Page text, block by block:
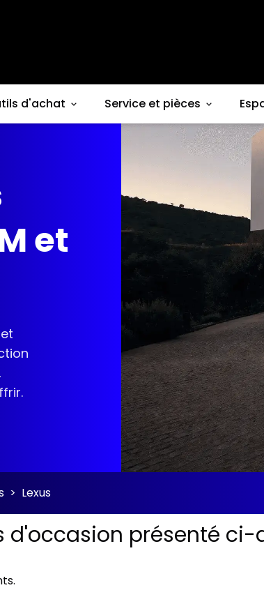
d'achat Service et pièces
et
> Lexus
d'occasion présenté